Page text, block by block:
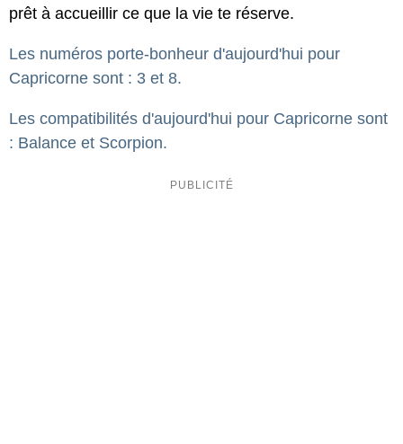
prêt à accueillir ce que la vie te réserve.
Les numéros porte-bonheur d'aujourd'hui pour
Capricorne sont : 3 et 8.
Les compatibilités d'aujourd'hui pour Capricorne sont
: Balance et Scorpion.